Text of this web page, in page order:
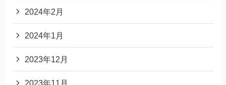
2024年2月
2024年1月
2023年12月
2023年11月